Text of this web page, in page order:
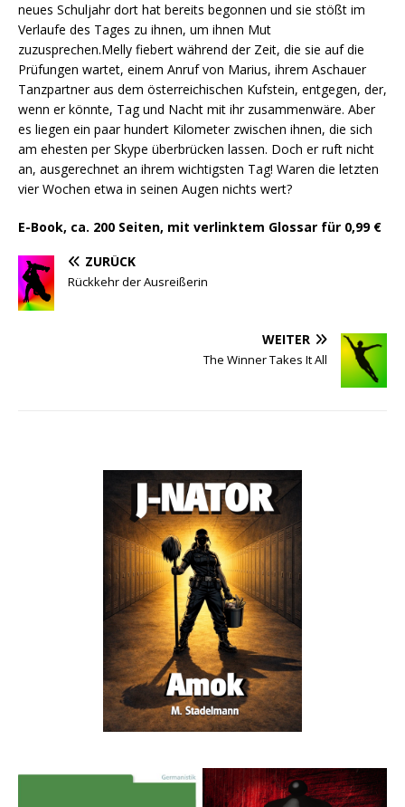
neues Schuljahr dort hat bereits begonnen und sie stößt im
Verlaufe des Tages zu ihnen, um ihnen Mut
zuzusprechen.Melly fiebert während der Zeit, die sie auf die
Prüfungen wartet, einem Anruf von Marius, ihrem Aschauer
Tanzpartner aus dem österreichischen Kufstein, entgegen, der,
wenn er könnte, Tag und Nacht mit ihr zusammenwäre. Aber
es liegen ein paar hundert Kilometer zwischen ihnen, die sich
am ehesten per Skype überbrücken lassen. Doch er ruft nicht
an, ausgerechnet an ihrem wichtigsten Tag! Waren die letzten
vier Wochen etwa in seinen Augen nichts wert?
E-Book, ca. 200 Seiten, mit verlinktem Glossar für 0,99€
ZURÜCK
Rückkehr der Ausreißerin
WEITER
The Winner Takes It All